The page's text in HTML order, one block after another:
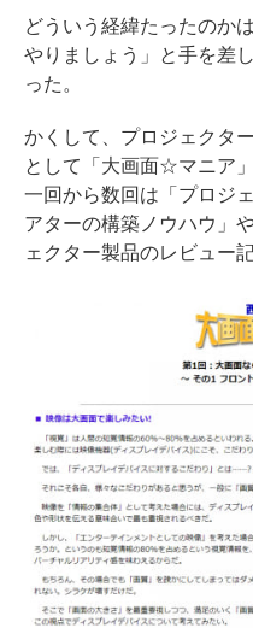
どういう経緯たったのか
やりましょう」と手を差
った。
かくして、プロジェクタ
として「大画面☆マニア
一回から数回は「プロジ
アターの構築ノウハウ」
ェクター製品のレビュー